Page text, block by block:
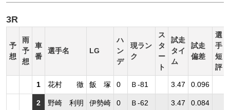
3R
予
想
雨
予
想
車
番
選手名 LG
ハ
ン
デ
現ラン
ク
ス
タ
ー
ト
試走
タイ
ム
試走
偏差
選
手
短
評
1 花村 徹 飯 塚 0 Ｂ-81 3.47 0.096
2 野崎 利明 伊勢崎 0 Ｂ-62 3.47 0.084